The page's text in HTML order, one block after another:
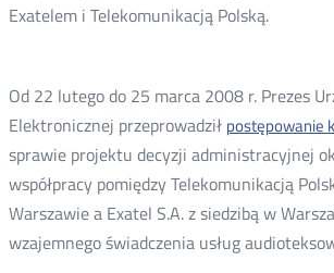
Exatelem i Telekomunikacją Polską.
Od 22 lutego do 25 marca 2008 r. Prezes
Elektronicznej przeprowadził postępowanie
sprawie projektu decyzji administracyjnej
współpracy pomiędzy Telekomunikacją
Warszawie a Exatel S.A. z siedzibą w
wzajemnego świadczenia usług